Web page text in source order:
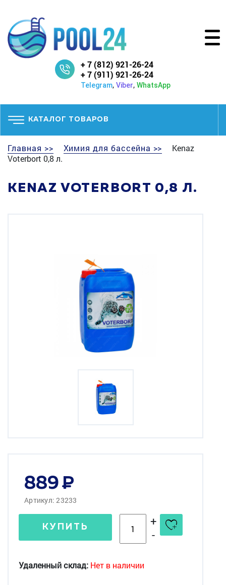
+ 7 (812) 921-26-24
+ 7 (911) 921-26-24
Telegram, Viber, WhatsApp
КАТАЛОГ ТОВАРОВ
Главная >> Химия для бассейна >>
Kenaz
Voterbort 0,8 л.
KENAZ VOTERBORT 0,8 Л.
889
Артикул: 23233
КУПИТЬ
+
-
Удаленный склад: Нет в наличии